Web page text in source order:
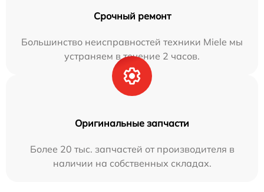
Срочный ремонт
Большинство неисправностей техники Miele мы
устраняем в течение 2 часов.
Оригинальные запчасти
Более 20 тыс. запчастей от производителя в
наличии на собственных складах.